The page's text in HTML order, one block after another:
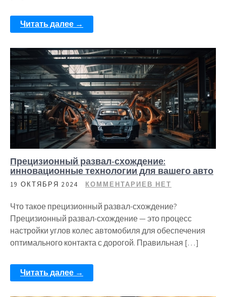
Читать далее →
Прецизионный развал-схождение:
инновационные технологии для вашего авто
19 ОКТЯБРЯ 2024 КОММЕНТАРИЕВ НЕТ
Что такое прецизионный развал-схождение?
Прецизионный развал-схождение — это процесс
настройки углов колес автомобиля для обеспечения
оптимального контакта с дорогой. Правильная […]
Читать далее →